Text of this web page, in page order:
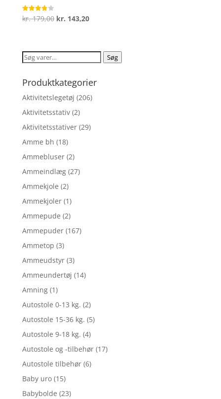
Vurderet
3.8
kr.179,00 Den
var:
kr. 179,00.
kr. 143,20Den
er:
kr. 143,20.
Søg
Søg
Produktkategorier
Aktivitetslegetøj (206)
Aktivitetsstativ (2)
Aktivitetsstativer (29)
Amme bh (18)
Ammebluser (2)
Ammeindlæg (27)
Ammekjole (2)
Ammekjoler (1)
Ammepude (2)
Ammepuder (167)
Ammetop (3)
Ammeudstyr (3)
Ammeundertøj (14)
Amning (1)
Autostole 0-13 kg. (2)
Autostole 15-36 kg. (5)
Autostole 9-18 kg. (4)
Autostole og -tilbehør (17)
Autostole tilbehør (6)
Baby uro (15)
Babybolde (23)